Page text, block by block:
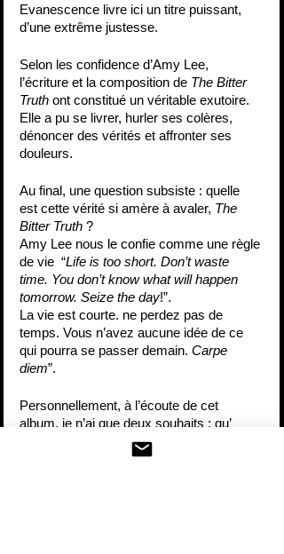
Evanescence livre ici un titre puissant,
d’une extrême justesse.
Selon les confidence d’Amy Lee,
l’écriture et la composition de The Bitter
Truth ont constitué un véritable exutoire.
Elle a pu se livrer, hurler ses colères,
dénoncer des vérités et affronter ses
douleurs.
Au final, une question subsiste : quelle
est cette vérité si amère à avaler, The
Bitter Truth ?
Amy Lee nous le confie comme une règle
de vie  “Life is too short. Don’t waste
time. You don’t know what will happen
tomorrow. Seize the day!”.
La vie est courte. ne perdez pas de
temps. Vous n’avez aucune idée de ce
qui pourra se passer demain. Carpe
diem”.
Personnellement, à l’écoute de cet
album, je n’ai que deux souhaits : qu’
Evanescence  puisse se produire à
Paris, comme prévu, en décembre 2021